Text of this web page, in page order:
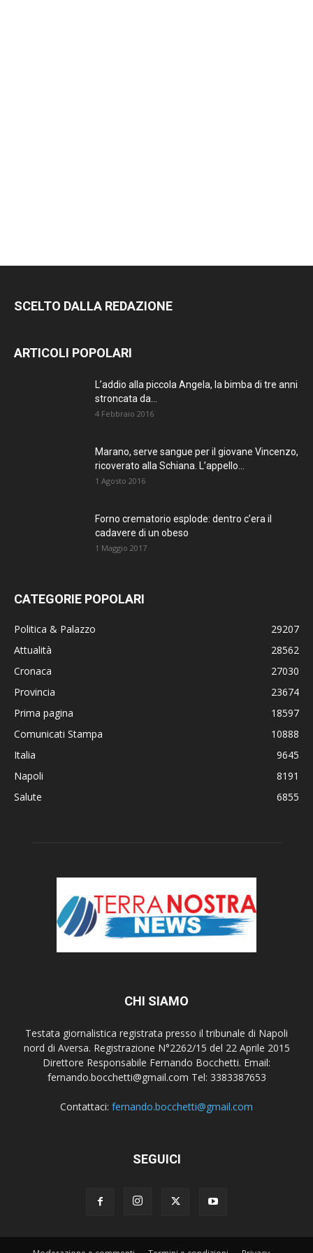
SCELTO DALLA REDAZIONE
ARTICOLI POPOLARI
L’addio alla piccola Angela, la bimba di tre anni
stroncata da...
4 Febbraio 2016
Marano, serve sangue per il giovane Vincenzo,
ricoverato alla Schiana. L’appello...
1 Agosto 2016
Forno crematorio esplode: dentro c’era il
cadavere di un obeso
1 Maggio 2017
CATEGORIE POPOLARI
Politica & Palazzo
29207
Attualità
28562
Cronaca
27030
Provincia
23674
Prima pagina
18597
Comunicati Stampa
10888
Italia
9645
Napoli
8191
Salute
6855
CHI SIAMO
Testata giornalistica registrata presso il tribunale di Napoli
nord di Aversa. Registrazione N°2262/15 del 22 Aprile 2015
Direttore Responsabile Fernando Bocchetti. Email:
fernando.bocchetti@gmail.com Tel: 3383387653
Contattaci: fernando.bocchetti@gmail.com
SEGUICI